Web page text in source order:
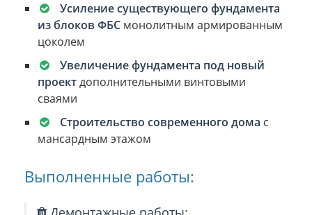
Усиление существующего фундамента
из блоков ФБСмонолитным армированным
цоколем
Увеличение фундамента под новый
проектдополнительными винтовыми
сваями
Строительство современного дома с
мансардным этажом
Выполненные работы: